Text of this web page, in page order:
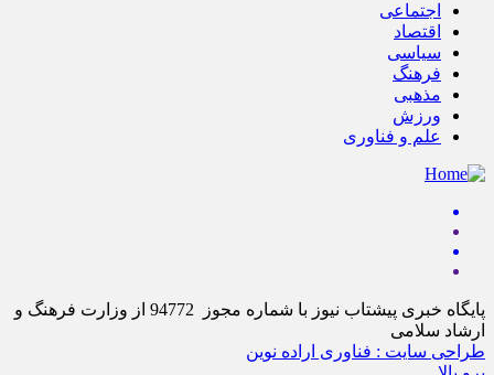
اجتماعی
اقتصاد
سیاسی
فرهنگ
مذهبی
ورزش
علم و فناوری
پایگاه خبری پیشتاب نیوز با شماره مجوز 94772 از وزارت فرهنگ و
ارشاد سلامی
طراحی سایت : فناوری اراده نوین